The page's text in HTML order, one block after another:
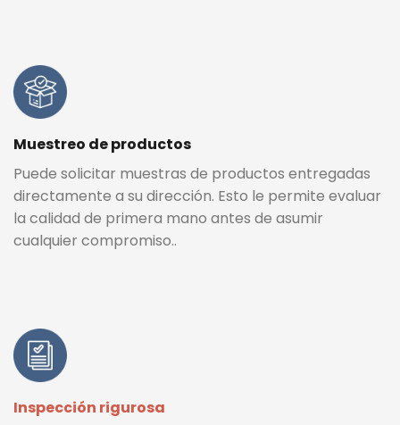
Muestreo de productos
Puede solicitar muestras de productos entregadas
directamente a su dirección. Esto le permite evaluar
la calidad de primera mano antes de asumir
cualquier compromiso..
Inspección rigurosa